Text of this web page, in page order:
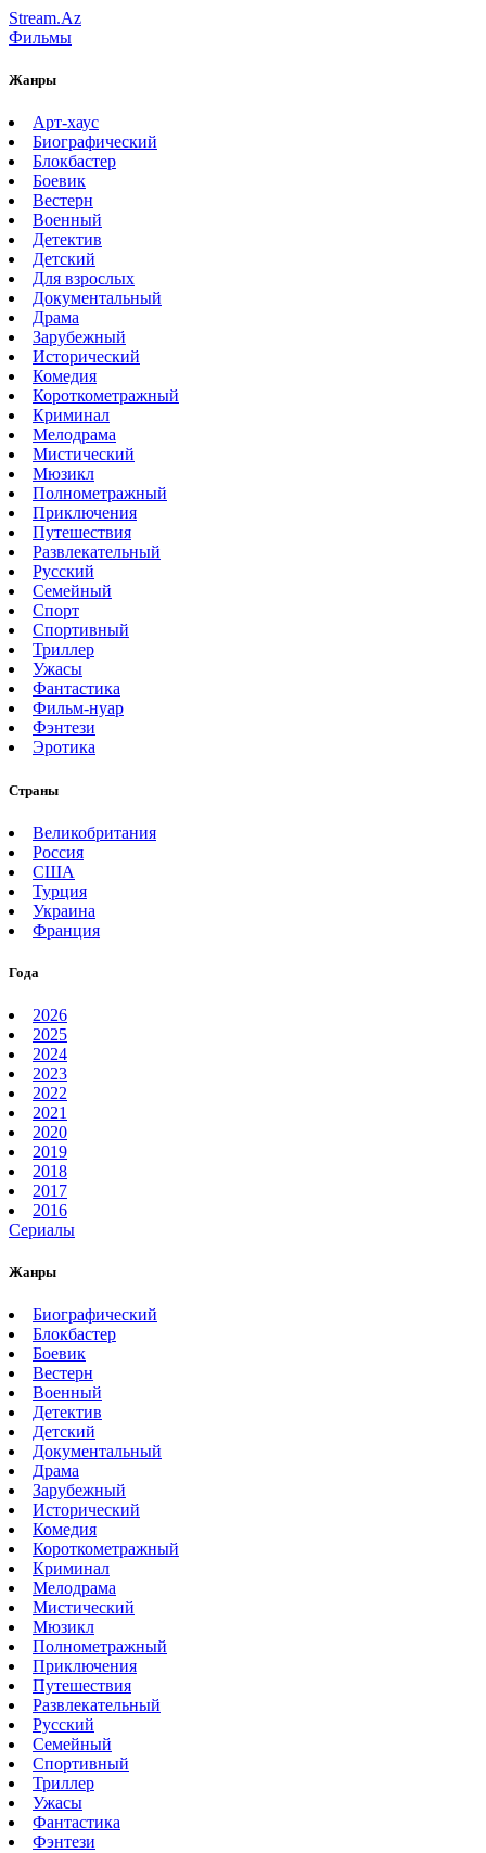
Stream.Az
Фильмы
Жанры
Арт-хаус
Биографический
Блокбастер
Боевик
Вестерн
Военный
Детектив
Детский
Для взрослых
Документальный
Драма
Зарубежный
Исторический
Комедия
Короткометражный
Криминал
Мелодрама
Мистический
Мюзикл
Полнометражный
Приключения
Путешествия
Развлекательный
Русский
Семейный
Спорт
Спортивный
Триллер
Ужасы
Фантастика
Фильм-нуар
Фэнтези
Эротика
Страны
Великобритания
Россия
США
Турция
Украина
Франция
Года
2026
2025
2024
2023
2022
2021
2020
2019
2018
2017
2016
Сериалы
Жанры
Биографический
Блокбастер
Боевик
Вестерн
Военный
Детектив
Детский
Документальный
Драма
Зарубежный
Исторический
Комедия
Короткометражный
Криминал
Мелодрама
Мистический
Мюзикл
Полнометражный
Приключения
Путешествия
Развлекательный
Русский
Семейный
Спортивный
Триллер
Ужасы
Фантастика
Фэнтези